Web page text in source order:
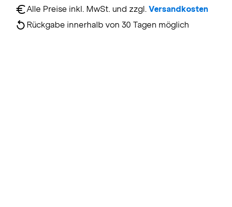
Alle Preise inkl. MwSt. und zzgl. Versandkosten
Rückgabe innerhalb von 30 Tagen möglich